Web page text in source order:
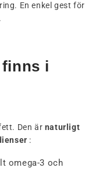
En enkel gest för
i
Den är naturligt
:
omega-3 och